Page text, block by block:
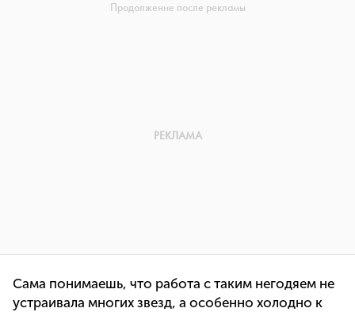
Сама понимаешь, что работа с таким негодяем не
устраивала многих звезд, а особенно холодно к